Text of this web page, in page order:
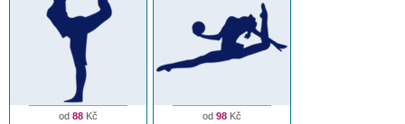
od 88 Kč od 98 Kč